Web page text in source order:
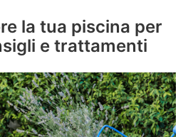
la tua piscina per
e trattamenti